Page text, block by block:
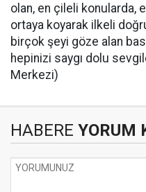
olan, en çileli konularda,
ortaya koyarak ilkeli
birçok şeyi göze alan
hepinizi saygı dolu
Merkezi)
HABERE YORUM